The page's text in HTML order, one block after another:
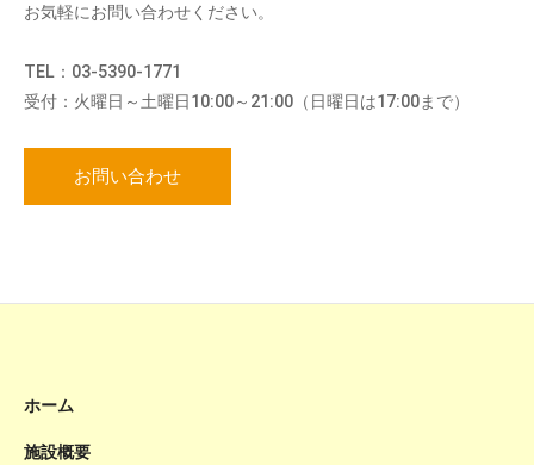
お気軽にお問い合わせください。
TEL：03-5390-1771
受付：火曜日～土曜日10:00～21:00（日曜日は17:00まで）
お問い合わせ
ホーム
施設概要